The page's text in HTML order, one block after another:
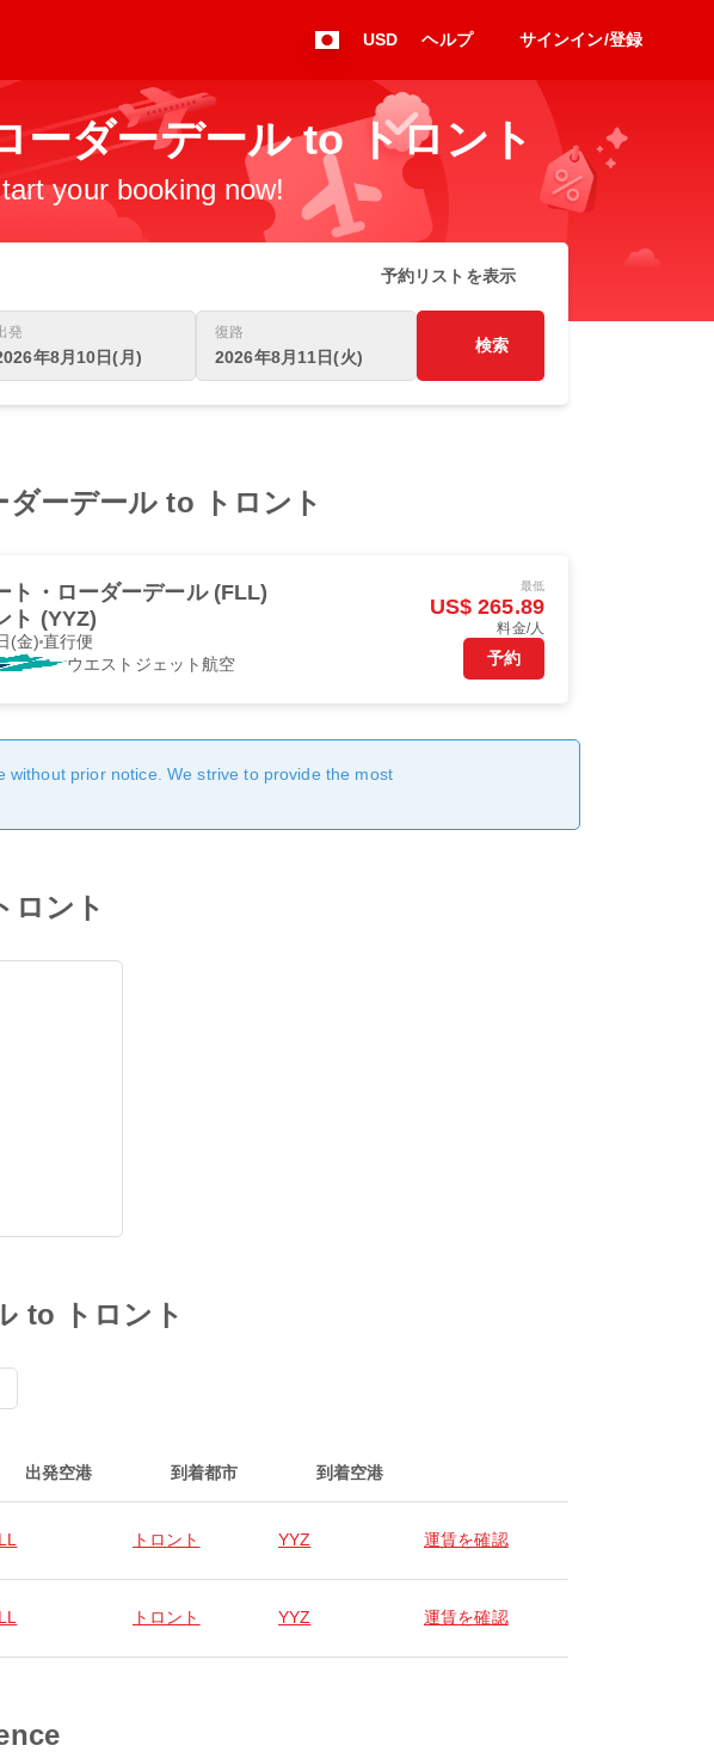
USD ヘルプ サインイン/登録
ダーデール to トロント
your booking now!
予約リストを表示
発
年8月10日(月)
復路
2026年8月11日(火)
検索
ーデール to トロント
ト・ローダーデール (FLL)
ト (YYZ)
(金)直行便
ウエストジェット航空
最低
US$ 265.89
料金/人
予約
prior notice. We strive to provide the most
ロント
to トロント
出発空港 到着都市 到着空港
トロント YYZ 運賃を確認
トロント YYZ 運賃を確認